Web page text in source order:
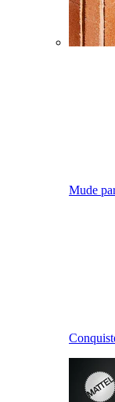
Mude